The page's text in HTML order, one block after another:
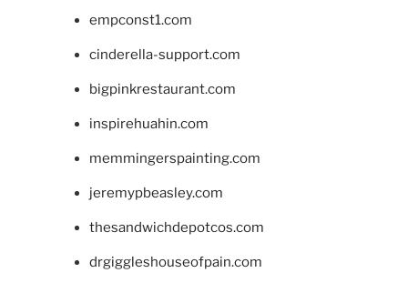
empconst1.com
cinderella-support.com
bigpinkrestaurant.com
inspirehuahin.com
memmingerspainting.com
jeremypbeasley.com
thesandwichdepotcos.com
drgiggleshouseofpain.com